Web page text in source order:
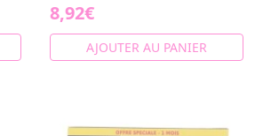
8,92€
AJOUTER AU PANIER